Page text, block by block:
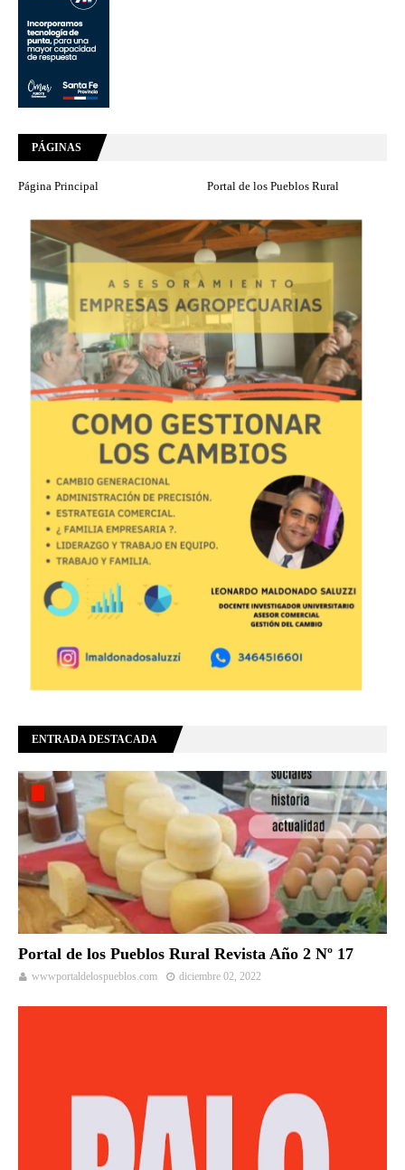
PÁGINAS
Página Principal Portal de los Pueblos Rural
ENTRADA DESTACADA
Portal de los Pueblos Rural Revista Año 2 Nº 17
wwwportaldelospueblos.com diciembre 02, 2022